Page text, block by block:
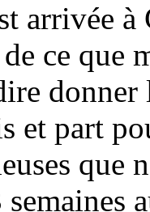
arrivée
ce que
et part
que